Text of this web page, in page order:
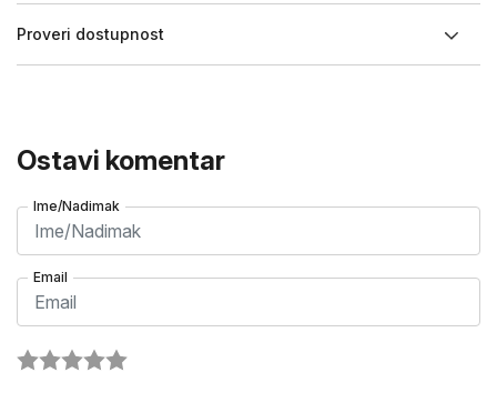
Proveri dostupnost
Ostavi komentar
Ime/Nadimak
Email